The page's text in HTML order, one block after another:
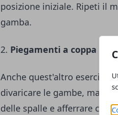
posizione iniziale. Ripeti il
gamba.
2. Piegamenti a coppa
Anche quest'altro esercizio
divaricare le gambe,
delle spalle e afferrare con